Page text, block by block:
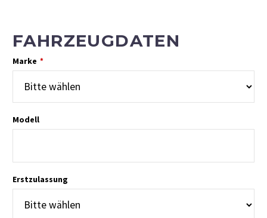
Professionelle und schnelle
FAHRZEUGDATEN
Marke *
Modell
Erstzulassung